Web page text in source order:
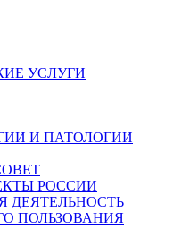
УСЛУГИ
И ПАТОЛОГИИ
РОССИИ
ДЕЯТЕЛЬНОСТЬ
ПОЛЬЗОВАНИЯ